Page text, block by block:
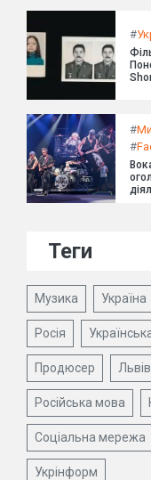
#
#
#
Теги
Музика Україна
Росія
Продюсер Львів
Російська мова
Соціальна мережа
Укрінформ